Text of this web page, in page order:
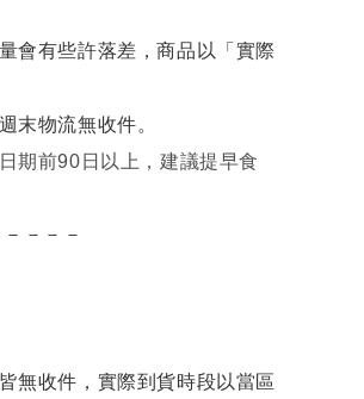
會有些許落差，商品以「實際
末物流無收件。
期前90日以上，建議提早食
－－－
無收件，實際到貨時段以當區